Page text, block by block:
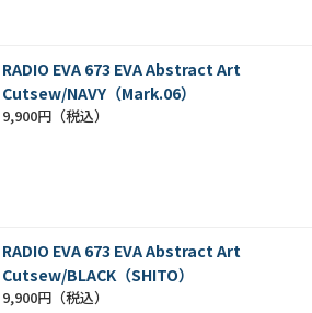
RADIO EVA 673 EVA Abstract Art
Cutsew/NAVY（Mark.06）
9,900円
RADIO EVA 673 EVA Abstract Art
Cutsew/BLACK（SHITO）
9,900円